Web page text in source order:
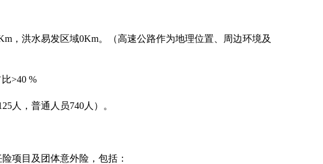
，洪水易发区域0Km。（高速公路作为地理位置、周边环境及
>40 %
人，普通人员740人）。
项目及团体意外险，包括：